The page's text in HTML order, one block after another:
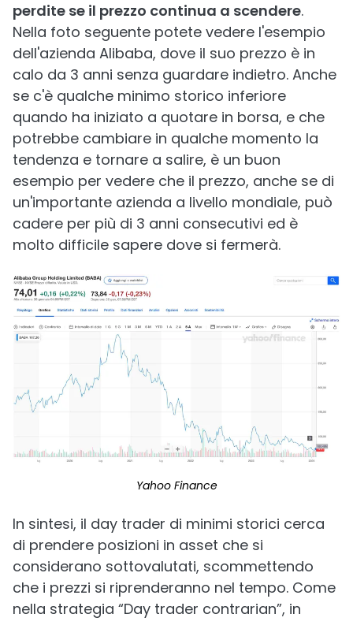
perdite se il prezzo continua a scendere.
Nella foto seguente potete vedere l'esempio
dell'azienda Alibaba, dove il suo prezzo è in
calo da 3 anni senza guardare indietro. Anche
se c'è qualche minimo storico inferiore
quando ha iniziato a quotare in borsa, e che
potrebbe cambiare in qualche momento la
tendenza e tornare a salire, è un buon
esempio per vedere che il prezzo, anche se di
un'importante azienda a livello mondiale, può
cadere per più di 3 anni consecutivi ed è
molto difficile sapere dove si fermerà.
Yahoo Finance
In sintesi, il day trader di minimi storici cerca
di prendere posizioni in asset che si
considerano sottovalutati, scommettendo
che i prezzi si riprenderanno nel tempo. Come
nella strategia “Day trader contrarian”, in